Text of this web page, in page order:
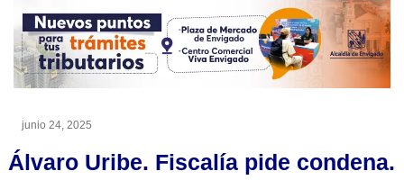
junio 24, 2025
Álvaro Uribe. Fiscalía pide condena.